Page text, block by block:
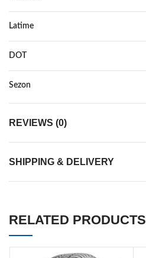
Latime
DOT
Sezon
REVIEWS (0)
SHIPPING & DELIVERY
RELATED PRODUCTS